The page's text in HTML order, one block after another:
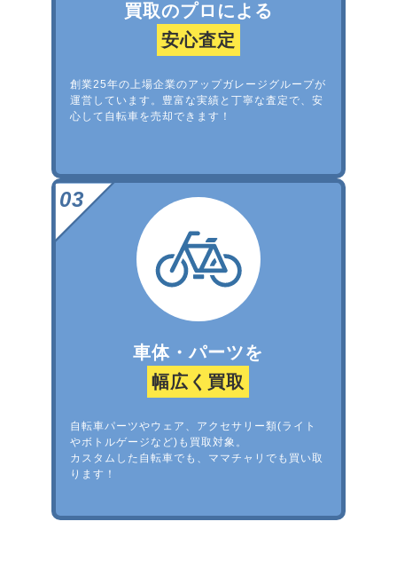
買取のプロによる
安心査定
創業25年の上場企業のアップガレージグループが
運営しています。豊富な実績と丁寧な査定で、安
心して自転車を売却できます！
車体・パーツを
幅広く買取
自転車パーツやウェア、アクセサリー類(ライト
やボトルゲージなど)も買取対象。
カスタムした自転車でも、ママチャリでも買い取
ります！